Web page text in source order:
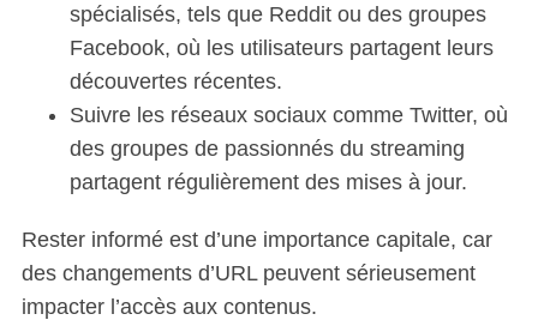
spécialisés, tels que Reddit ou des groupes
Facebook, où les utilisateurs partagent leurs
découvertes récentes.
Suivre les réseaux sociaux comme Twitter, où
des groupes de passionnés du streaming
partagent régulièrement des mises à jour.
Rester informé est d’une importance capitale, car
des changements d’URL peuvent sérieusement
impacter l’accès aux contenus.